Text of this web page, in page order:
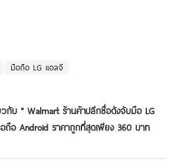
มือถือ LG แอลจี
วกับ " Walmart ร้านค้าปลีกชื่อดังจับมือ LG
อถือ Android ราคาถูกที่สุดเพียง 360 บาท